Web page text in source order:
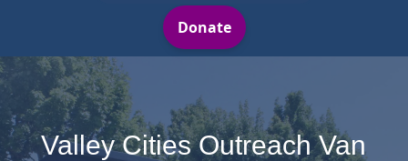
Valley Cities Outreach Van